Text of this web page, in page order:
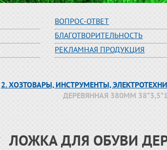
ВОПРОС-ОТВЕТ
БЛАГОТВОРИТЕЛЬНОСТЬ
РЕКЛАМНАЯ ПРОДУКЦИЯ
2. ХОЗТОВАРЫ, ИНСТРУМЕНТЫ,
ДЕРЕВЯННАЯ 380ММ
ЛОЖКА ДЛЯ ОБУВИ